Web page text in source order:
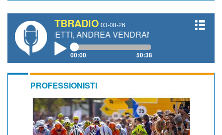
TBRADIO 03-08-26
ANDREA VENDRAME, FILIPPO FIORELLI
00:00 50:38
PROFESSIONISTI